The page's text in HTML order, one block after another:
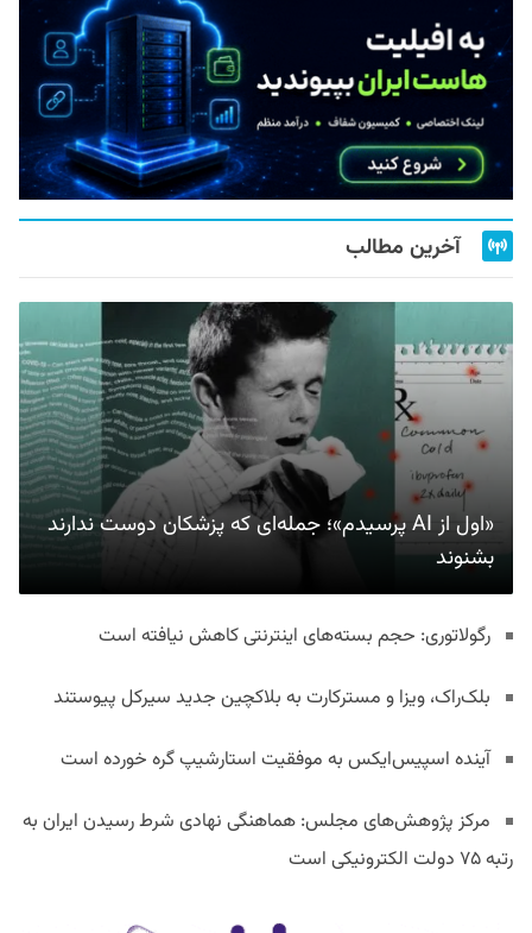
آخرین مطالب
«اول از AI پرسیدم»؛ جمله‌ای که پزشکان دوست ندارند
بشنوند
رگولاتوری: حجم بسته‌های اینترنتی کاهش نیافته است
بلک‌راک، ویزا و مسترکارت به بلاکچین جدید سیرکل پیوستند
آینده اسپیس‌ایکس به موفقیت استارشیپ گره خورده است
مرکز پژوهش‌های مجلس: هماهنگی نهادی شرط رسیدن ایران به
رتبه ۷۵ دولت الکترونیکی است